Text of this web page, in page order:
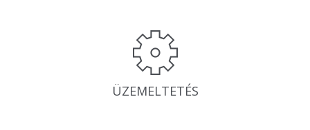
ÜZEMELTETÉS